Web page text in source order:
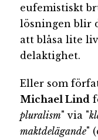
eufemistiskt
lösningen blir
att blåsa lite
delaktighet.
Eller som
Michael Lind
pluralism" via "
maktdelägande"